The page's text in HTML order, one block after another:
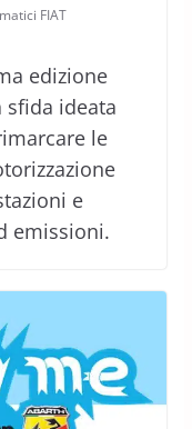
FIAT
edizione
sfida ideata
le
e
emissioni.